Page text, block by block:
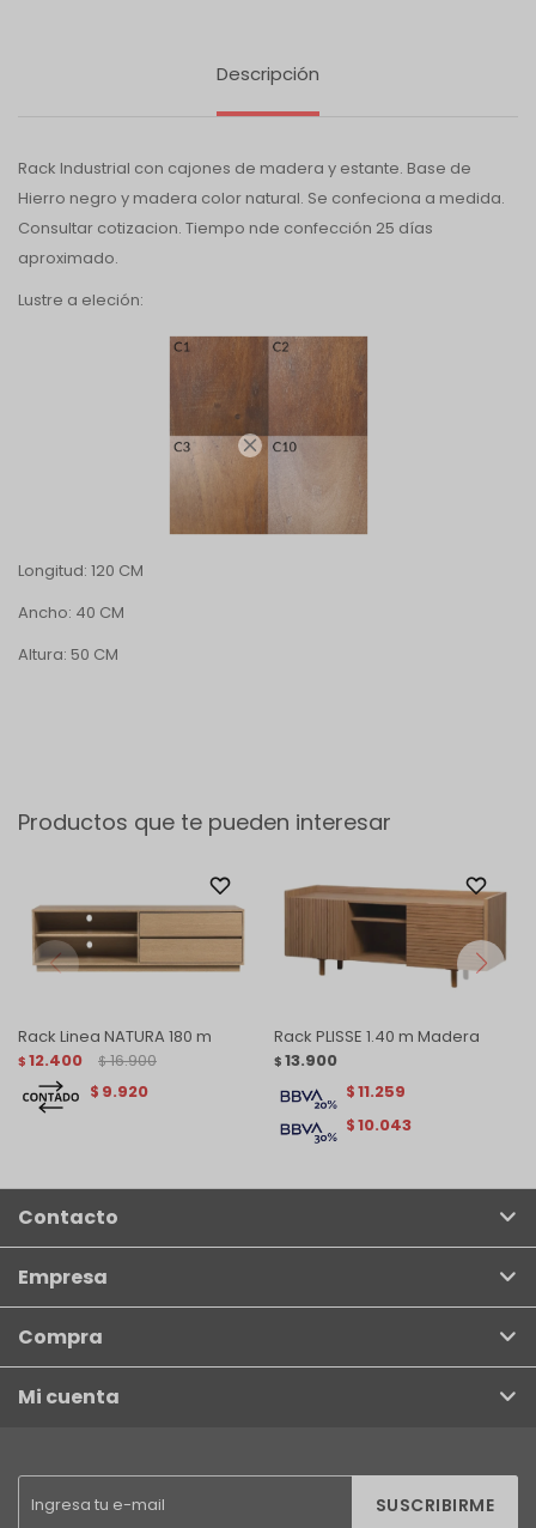

Descripción
Rack Industrial con cajones de madera y estante. Base de
Hierro negro y madera color natural. Se confeciona a medida.
Consultar cotizacion. Tiempo nde confección 25 días
aproximado.
Lustre a eleción:
Longitud: 120 CM
Ancho: 40 CM
Altura: 50 CM
Productos que te pueden interesar
Rack Linea NATURA 180 m
$ 12.400 $ 16.900
$ 9.920
Rack PLISSE 1.40 m Madera
$ 13.900
$10.043
$11.259
SUSCRIBIRME
Contacto
Empresa
Compra
Mi cuenta